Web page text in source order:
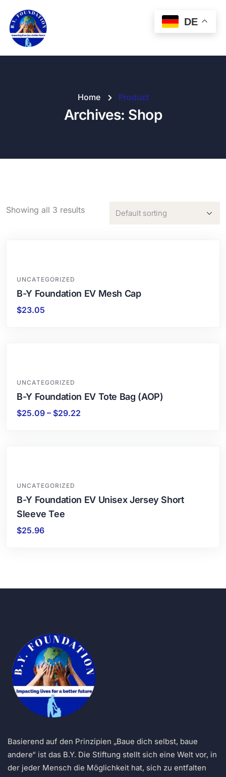
Home Product
Archives: Shop
Showing all 3 results
UNCATEGORIZED
B-Y Foundation EV Mesh Cap
$23.05
UNCATEGORIZED
B-Y Foundation EV Tote Bag (AOP)
$25.09 – $29.22
UNCATEGORIZED
B-Y Foundation EV Unisex Jersey Short
Sleeve Tee
$25.96
Basierend auf den Prinzipien „Baue dich selbst, baue
andere“ ist das B.Y. Die Stiftung stellt sich eine Welt vor, in
der jeder Mensch die Möglichkeit hat, sich zu entfalten
DE